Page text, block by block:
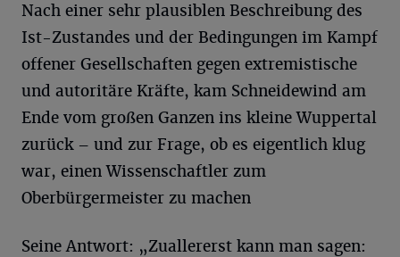
Nach einer sehr plausiblen Beschreibung des
Ist-Zustandes und der Bedingungen im Kampf
offener Gesellschaften gegen extremistische
und autoritäre Kräfte, kam Schneidewind am
Ende vom großen Ganzen ins kleine Wuppertal
zurück – und zur Frage, ob es eigentlich klug
war, einen Wissenschaftler zum
Oberbürgermeister zu machen
Seine Antwort: „Zuallererst kann man sagen: